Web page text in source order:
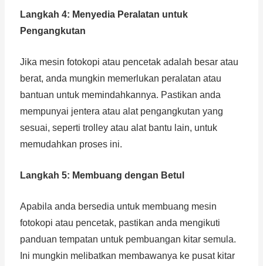
Langkah 4: Menyedia Peralatan untuk
Pengangkutan
Jika mesin fotokopi atau pencetak adalah besar atau
berat, anda mungkin memerlukan peralatan atau
bantuan untuk memindahkannya. Pastikan anda
mempunyai jentera atau alat pengangkutan yang
sesuai, seperti trolley atau alat bantu lain, untuk
memudahkan proses ini.
Langkah 5: Membuang dengan Betul
Apabila anda bersedia untuk membuang mesin
fotokopi atau pencetak, pastikan anda mengikuti
panduan tempatan untuk pembuangan kitar semula.
Ini mungkin melibatkan membawanya ke pusat kitar